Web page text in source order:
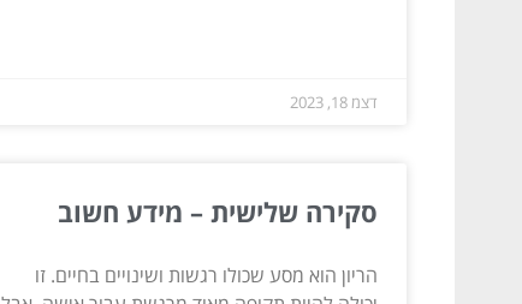
דצמ 18, 2023
סקירה שלישית – מידע חשוב
הריון הוא מסע שכולו רגשות ושינויים בחיים. זו